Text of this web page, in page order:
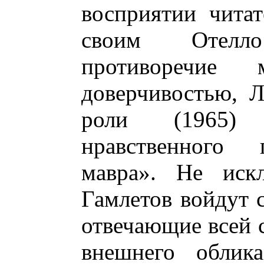
восприятии
своим
доверчивостью,
роли (1965)
нравственного
мавра». Не
Гамлетов войдут
отвечающие всей
внешнего